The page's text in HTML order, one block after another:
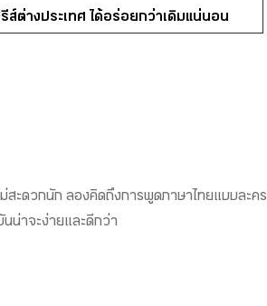
ต่างประเทศ ได้อร่อยกว่าเดิมแน่นอน
สะดวกนัก ลองคิดถึงการพูดภาษาไทยแบบละคร
น่าจะง่ายและดีกว่า